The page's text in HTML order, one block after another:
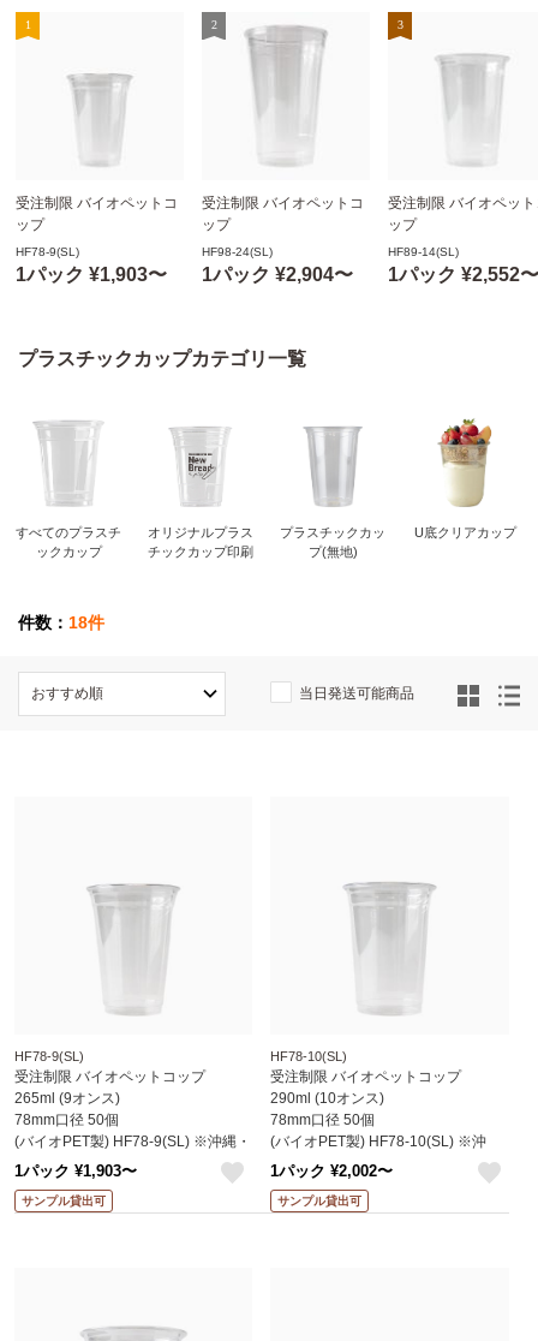
受注制限 バイオペットコ
ップ
265ml (9オンス)
78mm口径 50個
(バイオPET製) HF78-
HF78-9(SL)
1パック ¥1,903〜
受注制限 バイオペットコ
ップ
700ml (24オンス)
98mm口径 50個
(バイオPET製) HF98-
HF98-24(SL)
1パック ¥2,904〜
受注制限 バイオペッ
ップ
445ml (14オンス)
89mm口径 50個
(バイオPET製) HF89-
HF89-14(SL)
1パック ¥2,552〜
プラスチックカップカテゴリ一覧
すべてのプラスチ
ックカップ
オリジナルプラス
チックカップ印刷
プラスチックカッ
プ(無地)
U底クリアカップ
件数： 18件
当日発送可能商品
HF78-9(SL)
受注制限 バイオペットコップ
265ml (9オンス)
78mm口径 50個
(バイオPET製) HF78-9(SL) ※沖縄・
離島 送料別途 (赤松化成)
1パック ¥1,903〜
サンプル貸出可
HF78-10(SL)
受注制限 バイオペットコップ
290ml (10オンス)
78mm口径 50個
(バイオPET製) HF78-10(SL) ※沖
縄・離島 送料別途 (赤松化成)
1パック ¥2,002〜
サンプル貸出可